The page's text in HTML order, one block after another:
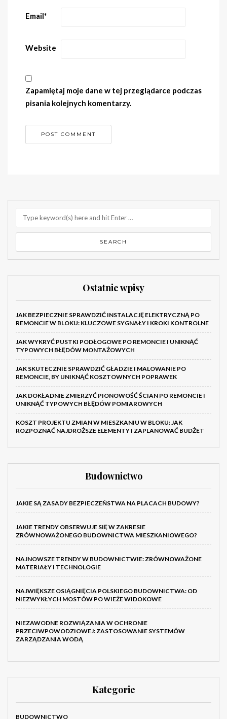
Email*
Website
Zapamiętaj moje dane w tej przeglądarce podczas
pisania kolejnych komentarzy.
Ostatnie wpisy
JAK BEZPIECZNIE SPRAWDZIĆ INSTALACJĘ ELEKTRYCZNĄ PO
REMONCIE W BLOKU: KLUCZOWE SYGNAŁY I KROKI KONTROLNE
JAK WYKRYĆ PUSTKI PODŁOGOWE PO REMONCIE I UNIKNĄĆ
TYPOWYCH BŁĘDÓW MONTAŻOWYCH
JAK SKUTECZNIE SPRAWDZIĆ GŁADZIE I MALOWANIE PO
REMONCIE, BY UNIKNĄĆ KOSZTOWNYCH POPRAWEK
JAK DOKŁADNIE ZMIERZYĆ PIONOWOŚĆ ŚCIAN PO REMONCIE I
UNIKNĄĆ TYPOWYCH BŁĘDÓW POMIAROWYCH
KOSZT PROJEKTU ZMIAN W MIESZKANIU W BLOKU: JAK
ROZPOZNAĆ NAJDROŻSZE ELEMENTY I ZAPLANOWAĆ BUDŻET
Budownictwo
JAKIE SĄ ZASADY BEZPIECZEŃSTWA NA PLACACH BUDOWY?
JAKIE TRENDY OBSERWUJE SIĘ W ZAKRESIE
ZRÓWNOWAŻONEGO BUDOWNICTWA MIESZKANIOWEGO?
NAJNOWSZE TRENDY W BUDOWNICTWIE: ZRÓWNOWAŻONE
MATERIAŁY I TECHNOLOGIE
NAJWIĘKSZE OSIĄGNIĘCIA POLSKIEGO BUDOWNICTWA: OD
NIEZWYKŁYCH MOSTÓW PO WIEŻE WIDOKOWE
NIEZAWODNE ROZWIĄZANIA W OCHRONIE
PRZECIWPOWODZIOWEJ: ZASTOSOWANIE SYSTEMÓW
ZARZĄDZANIA WODĄ
Kategorie
BUDOWNICTWO